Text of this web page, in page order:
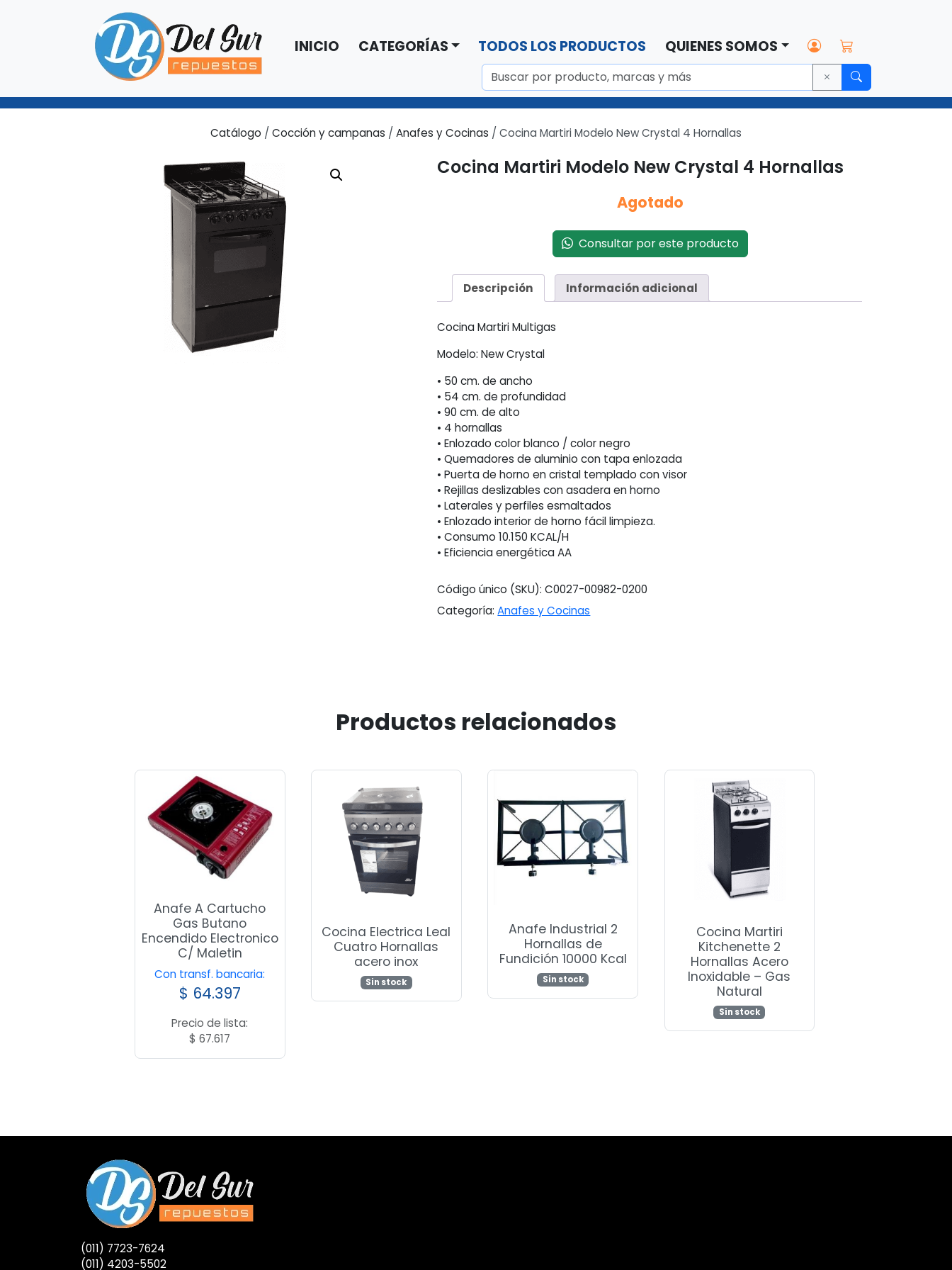
INICIO CATEGORÍAS TODOS LOS PRODUCTOS QUIENES SOMOS
Catálogo / Cocción y campanas / Anafes y Cocinas / Cocina Martiri Modelo New Crystal 4 Hornallas
Cocina Martiri Modelo New Crystal 4 Hornallas
Agotado
Consultar por este producto
Descripción Información adicional
Cocina Martiri Multigas
Modelo: New Crystal
• 50 cm. de ancho
• 54 cm. de profundidad
• 90 cm. de alto
• 4 hornallas
• Enlozado color blanco / color negro
• Quemadores de aluminio con tapa enlozada
• Puerta de horno en cristal templado con visor
• Rejillas deslizables con asadera en horno
• Laterales y perfiles esmaltados
• Enlozado interior de horno fácil limpieza.
• Consumo 10.150 KCAL/H
• Eficiencia energética AA
Código único (SKU):C0027-00982-0200
Categoría:Anafes y Cocinas
Productos relacionados
Anafe A Cartucho
Gas Butano
Encendido Electronico
C/ Maletin
Con transf. bancaria:
$ 64.397
Precio de lista:
$ 67.617
Cocina Electrica Leal
Cuatro Hornallas
acero inox
Sin stock
Anafe Industrial 2
Hornallas de
Fundición 10000 Kcal
Sin stock
Cocina Martiri
Kitchenette 2
Hornallas Acero
Inoxidable – Gas
Natural
Sin stock
(011) 7723-7624
(011) 4203-5502